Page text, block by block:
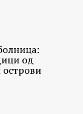
од
острови